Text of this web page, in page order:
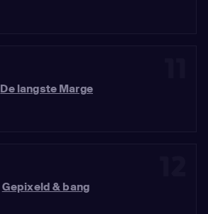
De langste Marge
Gepixeld & bang